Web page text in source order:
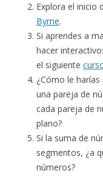
Explora el inicio
Byrne.
Si aprendes a
hacer
el siguiente
¿Cómo le
una pareja de
cada pareja de
plano?
Si la suma de
segmentos, ¿a
números?